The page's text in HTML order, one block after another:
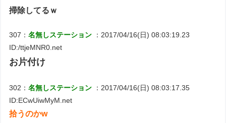
掃除してるｗ
307：名無しステーション
：2017/04/16(日) 08:03:19.23
ID:/ttjeMNR0.net
お片付け
302：名無しステーション
：2017/04/16(日) 08:03:17.35
ID:ECwUiwMyM.net
拾うのかw